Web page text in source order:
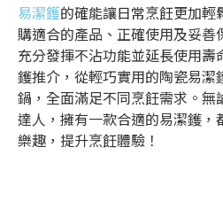
易潔鑊的確能讓日常烹飪更加
購適合的產品、正確使用及妥
充分發揮不沾功能並延長使用壽
鑊推介 ，從輕巧實用的陶瓷易潔
鍋，全面滿足不同烹飪需求。
達人，擁有一款合適的易潔鑊，
樂趣，提升烹飪體驗！